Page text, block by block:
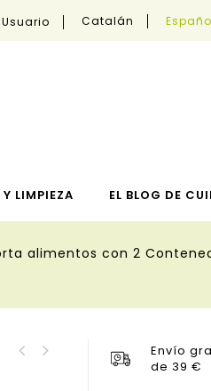
Usuario Catalán
LIMPIEZA EL BLOG DE
alimentos con 2
Envío
de 39 €